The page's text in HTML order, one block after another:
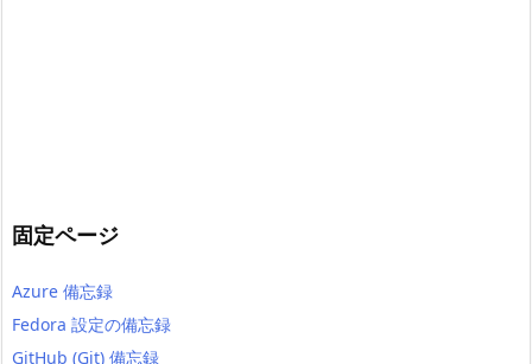
固定ページ
Azure 備忘録
Fedora 設定の備忘録
GitHub (Git) 備忘録